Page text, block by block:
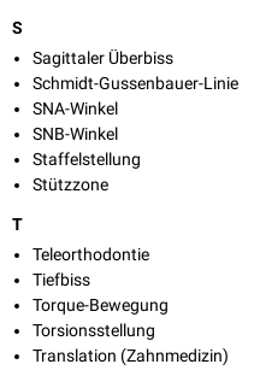
S
Sagittaler Überbiss
Schmidt-Gussenbauer-Linie
SNA-Winkel
SNB-Winkel
Staffelstellung
Stützzone
T
Teleorthodontie
Tiefbiss
Torque-Bewegung
Torsionsstellung
Translation (Zahnmedizin)